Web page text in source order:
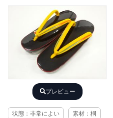
プレビュー
状態：非常によい 素材：桐